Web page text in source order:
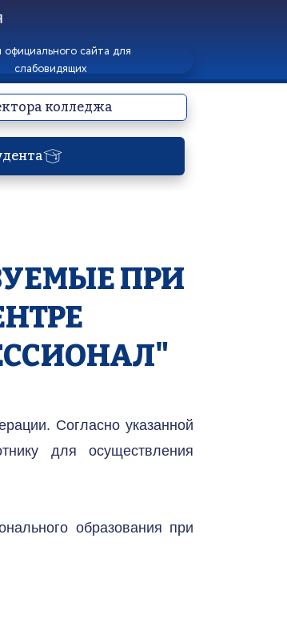
официального сайта для
слабовидящих
колледжа
ПРИ
Согласно указанной
для осуществления
образования при